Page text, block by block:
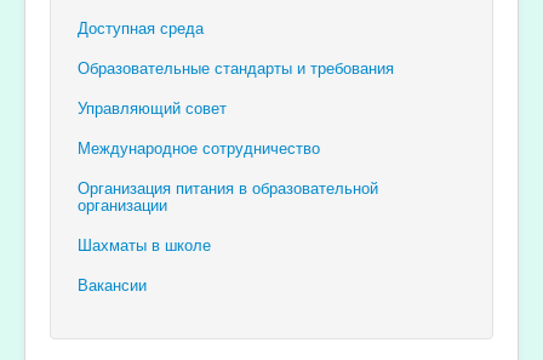
Доступная среда
Образовательные стандарты и требования
Управляющий совет
Международное сотрудничество
Организация питания в образовательной
организации
Шахматы в школе
Вакансии